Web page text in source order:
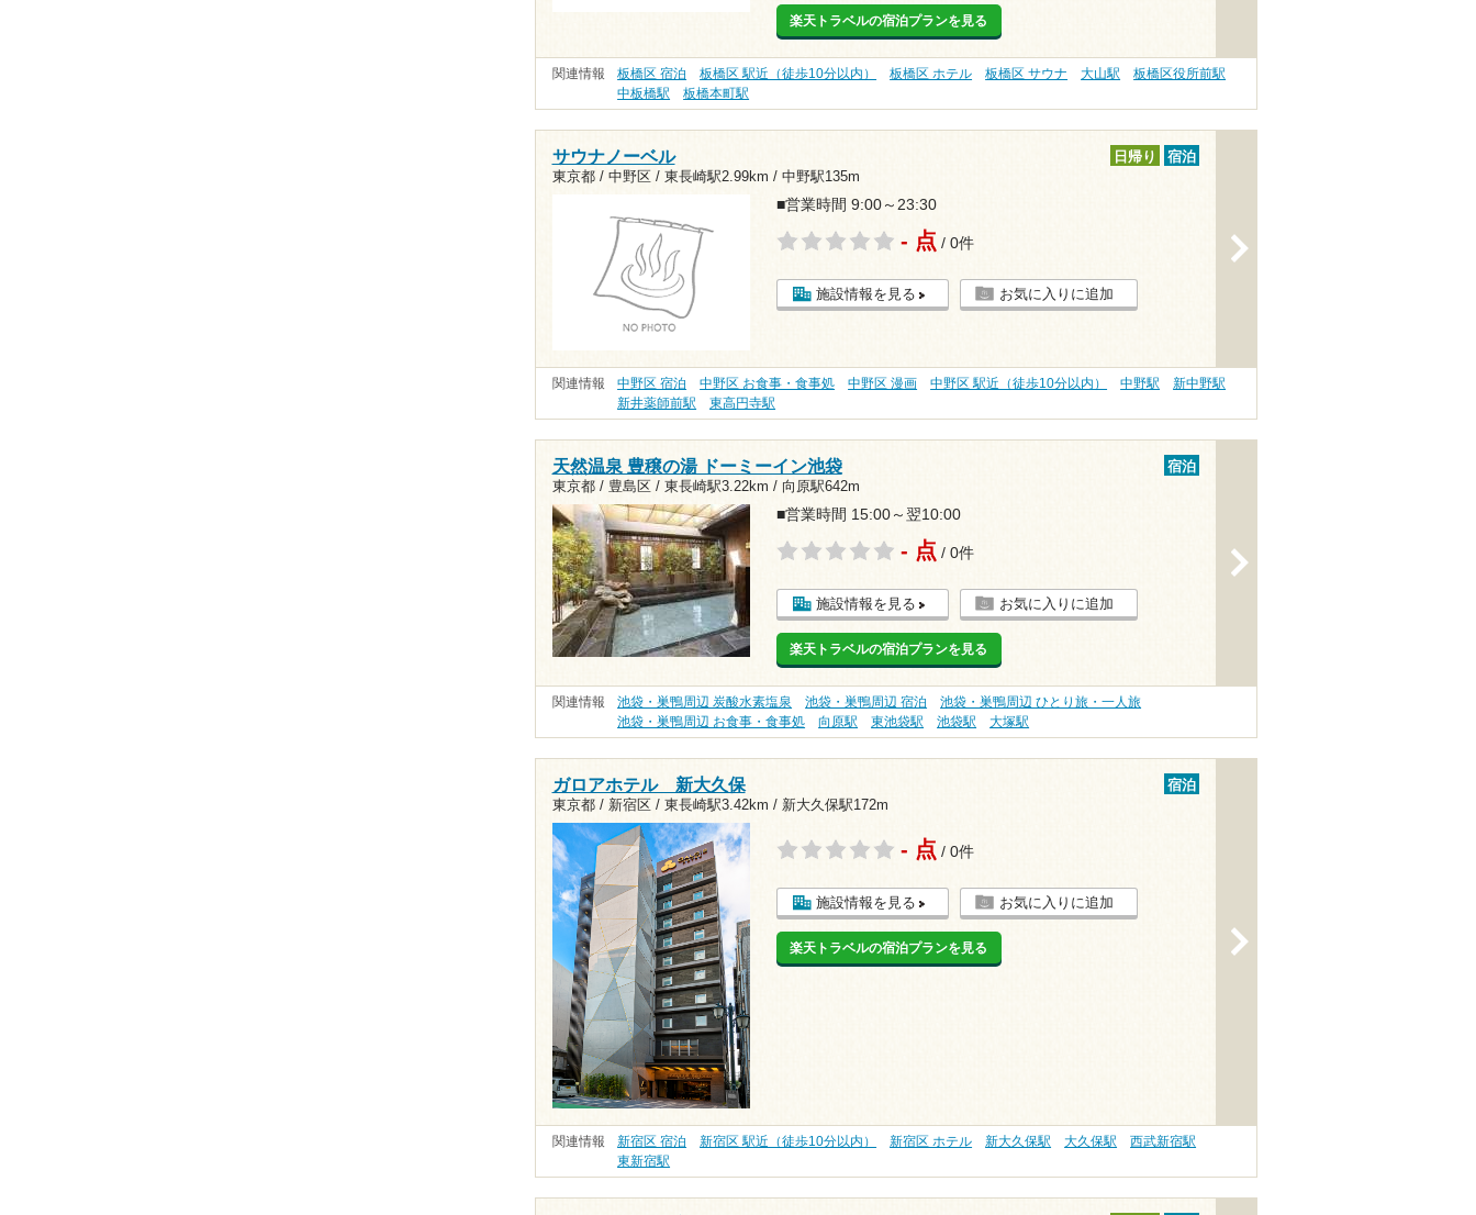
楽天トラベルの宿泊プランを見る
関連情報 板橋区 宿泊 板橋区 駅近（徒歩10分以内） 板橋区 ホテル 板橋区 サウナ 大山駅
板橋区役所前駅
中板橋駅
板橋本町駅
サウナノーベル
東京都 / 中野区 / 東長崎駅2.99km / 中野駅135m
日帰り 宿泊
■営業時間 9:00～23:30
- 点 / 0件
施設情報を見る お気に入りに追加
関連情報 中野区 宿泊 中野区 お食事・食事処 中野区 漫画 中野区 駅近（徒歩10分以内） 中野駅
新中野駅
新井薬師前駅
東高円寺駅
天然温泉 豊穣の湯 ドーミーイン池袋
東京都 / 豊島区 / 東長崎駅3.22km / 向原駅642m
宿泊
■営業時間 15:00～翌10:00
- 点 / 0件
施設情報を見る お気に入りに追加
楽天トラベルの宿泊プランを見る
関連情報 池袋・巣鴨周辺 炭酸水素塩泉 池袋・巣鴨周辺 宿泊
池袋・巣鴨周辺 ひとり旅・一人旅
池袋・巣鴨周辺 お食事・食事処
向原駅 東池袋駅 池袋駅 大塚駅
ガロアホテル 新大久保
東京都 / 新宿区 / 東長崎駅3.42km / 新大久保駅172m
宿泊
- 点 / 0件
施設情報を見る お気に入りに追加
楽天トラベルの宿泊プランを見る
関連情報 新宿区 宿泊 新宿区 駅近（徒歩10分以内） 新宿区 ホテル 新大久保駅 大久保駅
西武新宿駅
東新宿駅